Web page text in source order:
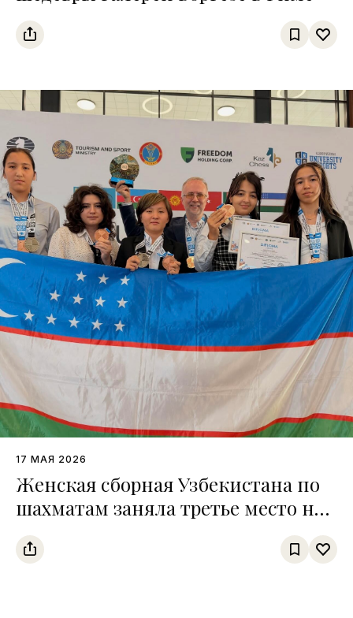
17 МАЯ 2026
Женская сборная Узбекистана по
шахматам заняла третье место на
чемпионате среди тюркских
государств